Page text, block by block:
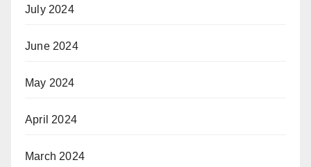
July 2024
June 2024
May 2024
April 2024
March 2024